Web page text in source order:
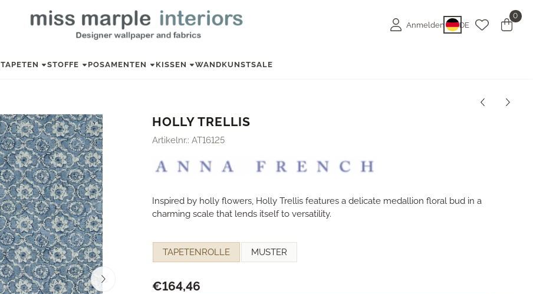
Anmelden DE
0
TAPETEN STOFFE POSAMENTEN KISSEN WANDKUNSTSALE
HOLLY TRELLIS
Artikelnr.: AT16125
Inspired by holly flowers, Holly Trellis features a delicate medallion floral bud in a
charming scale that lends itself to versatility.
TAPETENROLLE
MUSTER
€164,46